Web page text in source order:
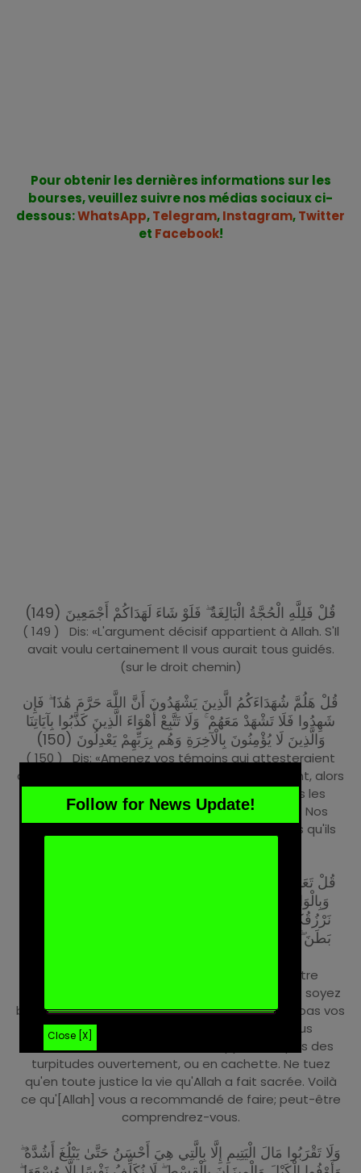
Pour obtenir les dernières informations sur les
bourses, veuillez suivre nos médias sociaux ci-
dessous:WhatsApp,Telegram,Instagram,Twitter
et Facebook!
قُلْ فَلِلَّهِ الْحُجَّةُ الْبَالِغَةُ ۖ فَلَوْ شَاءَ لَهَدَاكُمْ أَجْمَعِينَ (149)
( 149 ) Dis: «L'argument décisif appartient à Allah. S'Il
avait voulu certainement Il vous aurait tous guidés.
(sur le droit chemin)
قُلْ هَلُمَّ شُهَدَاءَكُمُ الَّذِينَ يَشْهَدُونَ أَنَّ اللَّهَ حَرَّمَ هَٰذَا ۖ فَإِن
شَهِدُوا فَلَا تَشْهَدْ مَعَهُمْ ۚ وَلَا تَتَّبِعْ أَهْوَاءَ الَّذِينَ كَذَّبُوا بِآيَاتِنَا
وَالَّذِينَ لَا يُؤْمِنُونَ بِالْآخِرَةِ وَهُم بِرَبِّهِمْ يَعْدِلُونَ (150)
( 150 ) Dis: «Amenez vos témoins qui attesteraient
qu'Allah a interdit cela.» Si ensuite ils témoignent, alors
toi, ne témoigne pas avec eux et ne suis pas les
passions de ceux qui traitent de mensonges Nos
signes et qui ne croient pas à l'au-delà, tandis qu'ils
قُلْ تَعَالَوْا أَتْلُ مَا حَرَّمَ رَبُّكُمْ عَلَيْكُمْ ۖ أَلَّا تُشْرِكُوا بِهِ شَيْئًا ۖ
وَبِالْوَالِدَيْنِ إِحْسَانًا ۖ وَلَا تَقْتُلُوا أَوْلَادَكُم مِّنْ إِمْلَاقٍ ۖ نَّحْنُ
نَرْزُقُكُمْ وَإِيَّاهُمْ ۖ وَلَا تَقْرَبُوا الْفَوَاحِشَ مَا ظَهَرَ مِنْهَا وَمَا
بَطَنَ ۖ وَلَا تَقْتُلُوا النَّفْسَ الَّتِي حَرَّمَ اللَّهُ إِلَّا بِالْحَقِّ ۚ ذَٰلِكُمْ
( 151 ) Dis: «Venez, je vais réciter ce que votre
Seigneur vous a interdit: ne Lui associez rien; et soyez
bienfaisants envers vos père et mère. Ne tuez pas vos
enfants pour cause de pauvreté. Nous vous
nourrissons tout comme eux. N'approchez pas des
turpitudes ouvertement, ou en cachette. Ne tuez
qu'en toute justice la vie qu'Allah a fait sacrée. Voilà
ce qu'[Allah] vous a recommandé de faire; peut-être
comprendrez-vous.
وَلَا تَقْرَبُوا مَالَ الْيَتِيمِ إِلَّا بِالَّتِي هِيَ أَحْسَنُ حَتَّىٰ يَبْلُغَ أَشُدَّهُ ۖ
Follow for News Update!
Close [X]